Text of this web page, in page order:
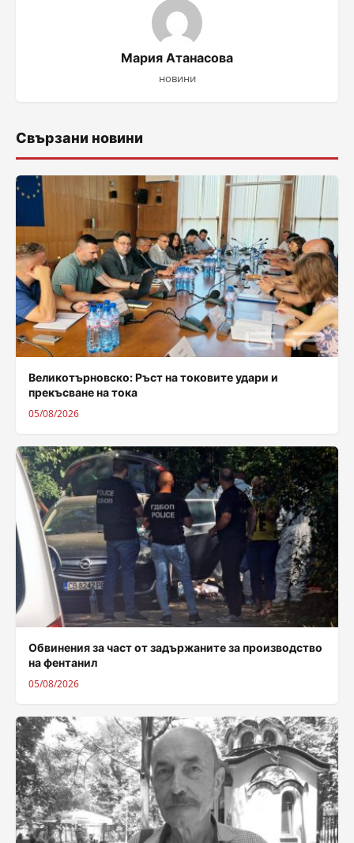
Мария Атанасова
новини
Свързани новини
Великотърновско: Ръст на токовите удари и
прекъсване на тока
05/08/2026
Обвинения за част от задържаните за производство
на фентанил
05/08/2026